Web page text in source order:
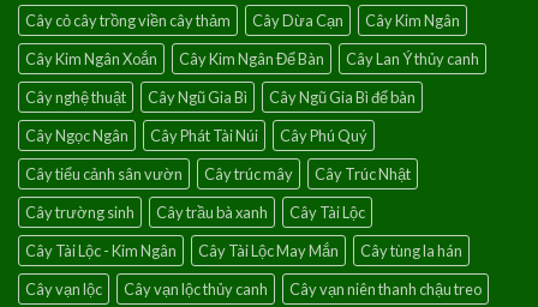
Cây cỏ cây trồng viền cây thảm
Cây Dừa Cạn
Cây Kim Ngân
Cây Kim Ngân Xoắn
Cây Kim Ngân Để Bàn
Cây Lan Ý thủy canh
Cây nghệ thuật
Cây Ngũ Gia Bì
Cây Ngũ Gia Bì để bàn
Cây Ngọc Ngân
Cây Phát Tài Núi
Cây Phú Quý
Cây tiểu cảnh sân vườn
Cây trúc mây
Cây Trúc Nhật
Cây trường sinh
Cây trầu bà xanh
Cây Tài Lộc
Cây Tài Lộc - Kim Ngân
Cây Tài Lộc May Mắn
Cây tùng la hán
Cây vạn lộc
Cây vạn lộc thủy canh
Cây vạn niên thanh chậu treo